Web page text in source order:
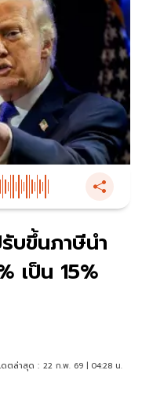
บขึ้นภาษีนำ
เป็น 15%
ดตล่าสุด : 22 ก.พ. 69 | 04:28 น.